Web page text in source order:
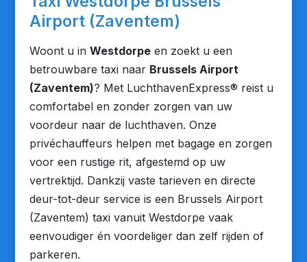
Airport (Zaventem)
Woont u in Westdorpeen zoekt u een
betrouwbare taxi naar Brussels Airport
(Zaventem)? Met LuchthavenExpress® reist u
comfortabel en zonder zorgen van uw
voordeur naar de luchthaven. Onze
privéchauffeurs helpen met bagage en zorgen
voor een rustige rit, afgestemd op uw
vertrektijd. Dankzij vaste tarieven en directe
deur-tot-deur service is een Brussels Airport
(Zaventem) taxi vanuit Westdorpe vaak
eenvoudiger én voordeliger dan zelf rijden of
parkeren.